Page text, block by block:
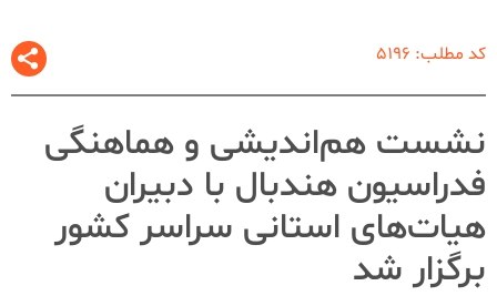
کد مطلب: 5196
نشست هم‌اندیشی و هماهنگی
فدراسیون هندبال با دبیران
هیات‌های استانی سراسر کشور
برگزار شد